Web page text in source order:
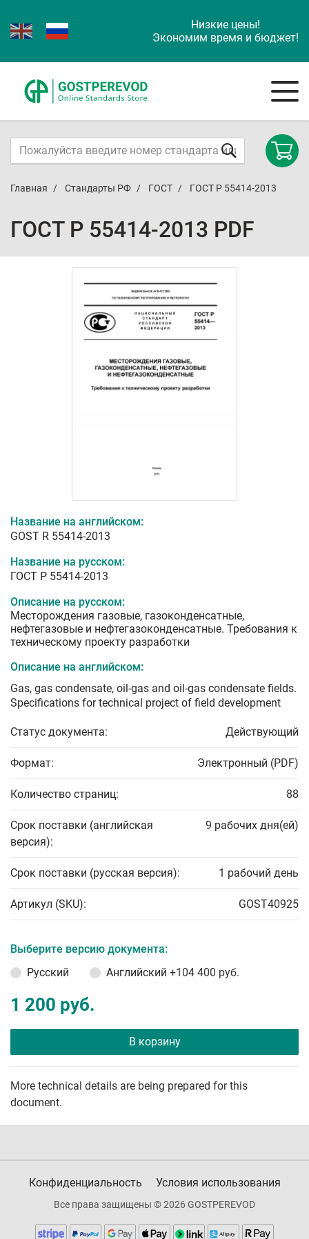
Низкие цены!
Экономим время и бюджет!
Главная Стандарты РФ ГОСТ ГОСТ Р 55414-2013
ГОСТ Р 55414-2013 PDF
Название на английском:
GOST R 55414-2013
Название на русском:
ГОСТ Р 55414-2013
Описание на русском:
Месторождения газовые, газоконденсатные,
нефтегазовые и нефтегазоконденсатные. Требования к
техническому проекту разработки
Описание на английском:
Gas, gas condensate, oil-gas and oil-gas condensate fields.
Specifications for technical project of field development
Статус документа: Действующий
Формат: Электронный (PDF)
Количество страниц: 88
Срок поставки (английская
версия):
9 рабочих дня(ей)
Срок поставки (русская версия): 1 рабочий день
Артикул (SKU): GOST40925
Выберите версию документа:
Русский
Английский +104 400 руб.
1 200 руб.
В корзину
More technical details are being prepared for this
document.
Конфиденциальность Условия использования
Все права защищены © 2026 GOSTPEREVOD